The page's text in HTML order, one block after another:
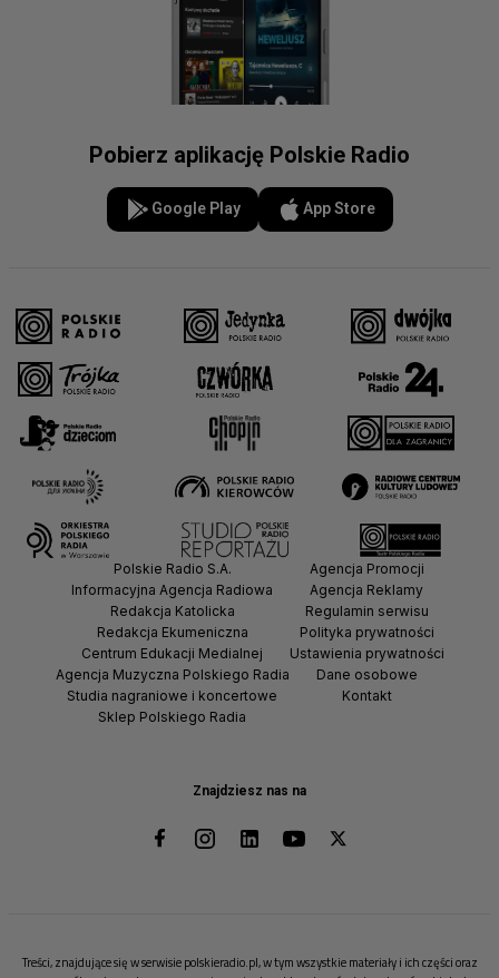
Pobierz aplikację Polskie Radio
Google Play App Store
Znajdziesz nas na
Polskie Radio S.A.
Informacyjna Agencja Radiowa
Redakcja Katolicka
Redakcja Ekumeniczna
Centrum Edukacji Medialnej
Agencja Muzyczna Polskiego Radia
Studia nagraniowe i koncertowe
Sklep Polskiego Radia
Agencja Promocji
Agencja Reklamy
Regulamin serwisu
Polityka prywatności
Ustawienia prywatności
Dane osobowe
Kontakt
Treści, znajdujące się w serwisie polskieradio.pl, w tym wszystkie materiały i ich części oraz